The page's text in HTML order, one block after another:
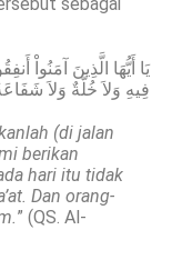
يَا أَيُّهَا الَّذِينَ آمَنُواْ
فِيهِ وَلاَ خُلَّةٌ وَلاَ
(di jalan
berikan
hari itu tidak
Dan orang-
” (QS. Al-